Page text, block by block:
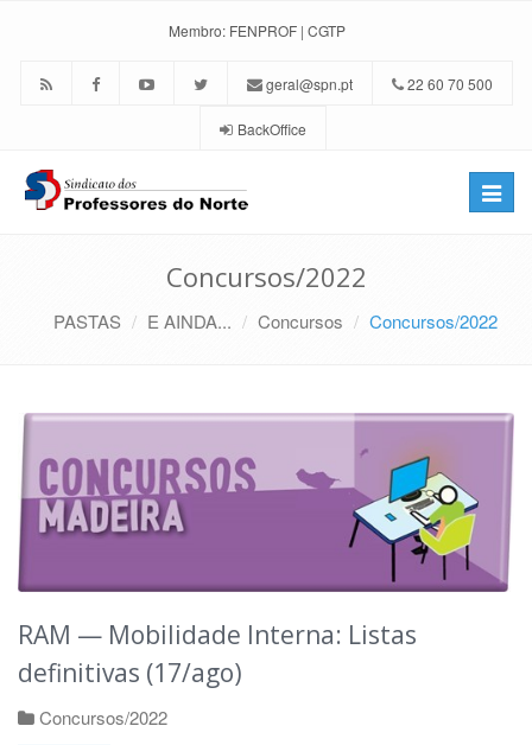
Membro: FENPROF | CGTP
geral@spn.pt 22 60 70 500
BackOffice
Toggle
Concursos/2022
PASTAS E AINDA... Concursos Concursos/2022
RAM — Mobilidade Interna: Listas
definitivas (17/ago)
Concursos/2022